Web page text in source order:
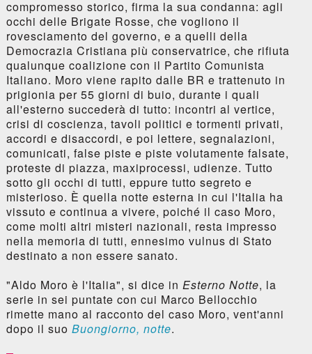
compromesso storico, firma la sua condanna: agli
occhi delle Brigate Rosse, che vogliono il
rovesciamento del governo, e a quelli della
Democrazia Cristiana più conservatrice, che rifiuta
qualunque coalizione con il Partito Comunista
Italiano. Moro viene rapito dalle BR e trattenuto in
prigionia per 55 giorni di buio, durante i quali
all'esterno succederà di tutto: incontri al vertice,
crisi di coscienza, tavoli politici e tormenti privati,
accordi e disaccordi, e poi lettere, segnalazioni,
comunicati, false piste e piste volutamente falsate,
proteste di piazza, maxiprocessi, udienze. Tutto
sotto gli occhi di tutti, eppure tutto segreto e
misterioso. È quella notte esterna in cui l'Italia ha
vissuto e continua a vivere, poiché il caso Moro,
come molti altri misteri nazionali, resta impresso
nella memoria di tutti, ennesimo vulnus di Stato
destinato a non essere sanato.
"Aldo Moro è l'Italia", si dice in Esterno Notte, la
serie in sei puntate con cui Marco Bellocchio
rimette mano al racconto del caso Moro, vent'anni
dopo il suo Buongiorno, notte.